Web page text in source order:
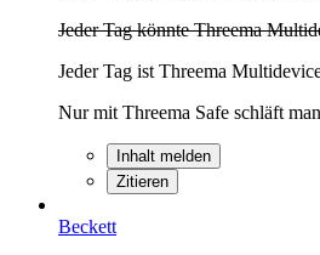
Jeder Tag könnte Threema
Jeder Tag ist Threema
Nur mit Threema Safe schläft
Inhalt melden
Zitieren
Beckett